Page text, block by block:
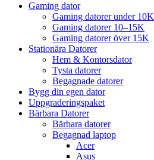
Gaming dator
Gaming datorer under 10K
Gaming datorer 10–15K
Gaming datorer över 15K
Stationära Datorer
Hem & Kontorsdator
Tysta datorer
Begagnade datorer
Bygg din egen dator
Uppgraderingspaket
Bärbara Datorer
Bärbara datorer
Begagnad laptop
Acer
Asus